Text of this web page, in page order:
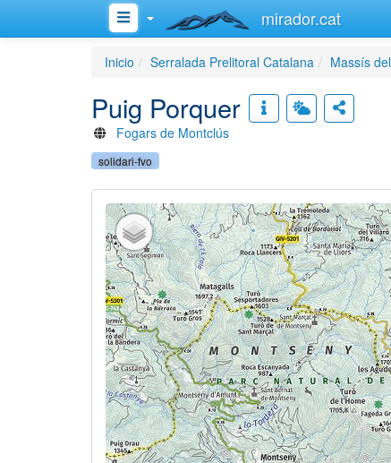
mirador.cat
Inicio Serralada Prelitoral Catalana Massís
Puig Porquer
Fogars de Montclús
solidari-fvo